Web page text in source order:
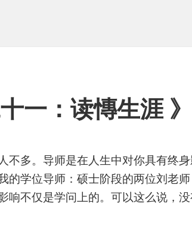
一：读慱生涯 》
不多。导师是在人生中对你具有终
的学位导师：硕士阶段的两位刘老
响不仅是学问上的。可以这么说，